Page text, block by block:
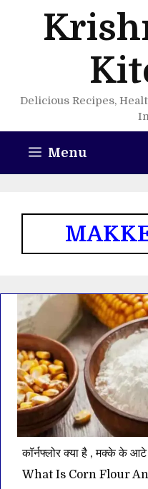
Delicious Recipes,
Menu
कॉर्नफ्लोर क्या है , मक्के के आटे
What Is Corn Flour